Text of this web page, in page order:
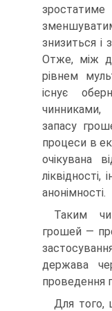
знизиться і
Отже, між
рівнем
існує
запасу
процеси в
очікувана
ліквідності,
анонімності.
Таким
грошей —
держава
проведення
Для того,